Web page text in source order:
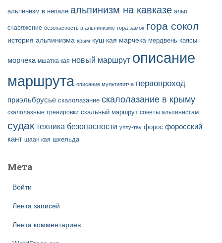
альпинизм в непале альпинизм на кавказе альп
снаряжение безопасность в альпинизме гора замок гора сокол
история альпинизма крым куш кая марчека мердвень каясы
морчека мшатка кая новый маршрут описание
маршрута описание мультипитча первопроход
приэльбрусье скалолазание скалолазание в крыму
скалолазные тренировки скальный маршрут советы альпинистам
судак техника безопасности уллу-тау форос форосский
кант шаан кая шхельда
Мета
Войти
Лента записей
Лента комментариев